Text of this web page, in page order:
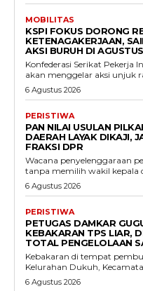
MOBILITAS
KSPI FOKUS DORONG
KETENAGAKERJAAN,
AKSI BURUH DI
Konfederasi Serikat Pekerja
akan menggelar aksi unjuk
6 Agustus 2026
PERISTIWA
PAN NILAI USULAN
DAERAH LAYAK DIKAJI,
FRAKSI DPR
Wacana penyelenggaraan
tanpa memilih wakil kepala
6 Agustus 2026
PERISTIWA
PETUGAS DAMKAR
KEBAKARAN TPS LIAR,
TOTAL PENGELOLAAN
Kebakaran di tempat
Kelurahan Dukuh,
6 Agustus 2026